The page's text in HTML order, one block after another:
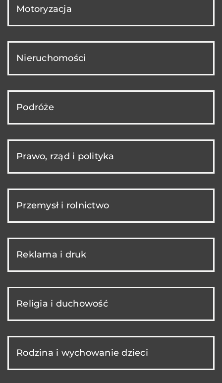
Motoryzacja
Nieruchomości
Podróże
Prawo, rząd i polityka
Przemysł i rolnictwo
Reklama i druk
Religia i duchowość
Rodzina i wychowanie dzieci